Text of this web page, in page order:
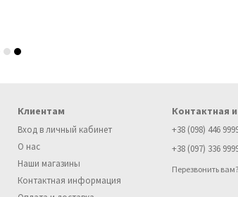
Клиентам
Вход в личный кабинет
О нас
Наши магазины
Контактная информация
Контактная
+38 (098) 446
+38 (097) 336
Перезвонить вам?